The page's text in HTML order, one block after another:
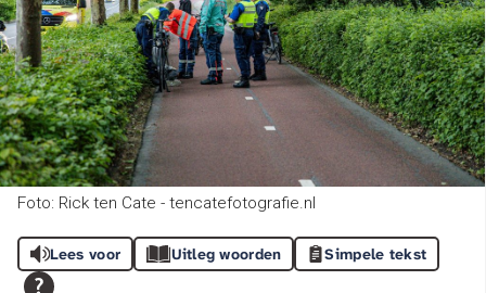
Foto: Rick ten Cate - tencatefotografie.nl
Lees voor Uitleg woorden Simpele tekst